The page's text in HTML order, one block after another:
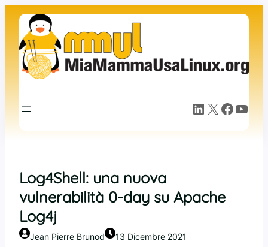
contenuto
LinkedIn X Facebook YouTube
Log4Shell: una nuova
vulnerabilità 0-day su Apache
Log4j
Jean Pierre Brunod 13 Dicembre 2021